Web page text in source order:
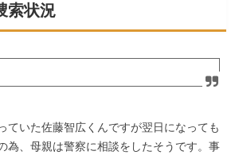
索状況
ていた佐藤智広くんですが翌日になっても
為、母親は警察に相談をしたそうです。事